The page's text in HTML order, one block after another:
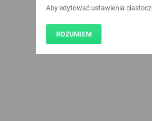
Aby edytować ustawienia
ROZUMIEM